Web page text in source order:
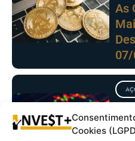
Cookies
As